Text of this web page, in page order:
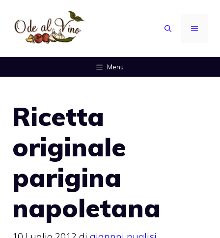
contenuto
MENU
Menu
Ricetta
originale
parigina
napoletana